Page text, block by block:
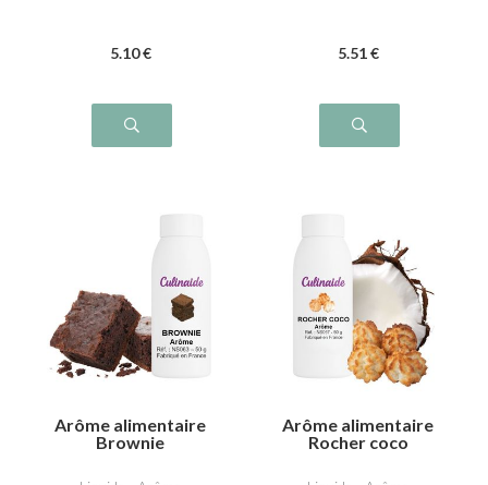
5.10 € 5.51 €
Arôme alimentaire
Brownie
Arôme alimentaire
Rocher coco